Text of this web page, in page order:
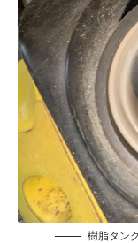
樹脂タン